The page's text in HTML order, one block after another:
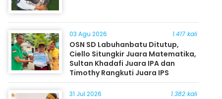
03 Agu 2026 1.417 kali
OSN SD Labuhanbatu Ditutup,
Ciello Situngkir Juara Matematika,
Sultan Khadafi Juara IPA dan
Timothy Rangkuti Juara IPS
31 Jul 2026 1.382 kali